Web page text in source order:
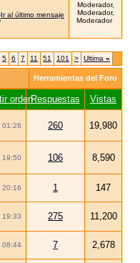
Moderador,
Moderador,
Moderador
5 6 7 11 51 101 > Ultima »
Herramientas del Foro
Respuestas
Vistas
01:26 260 19,980
19:50 106 8,590
20:16 1 147
19:33 275 11,200
08:44 7 2,678